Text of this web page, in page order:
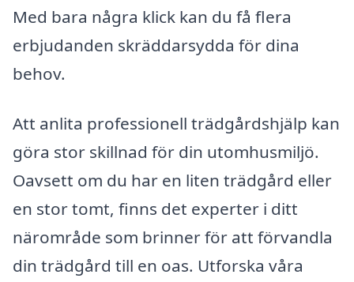
Med bara några klick kan du få flera
erbjudanden skräddarsydda för dina
behov.
Att anlita professionell trädgårdshjälp kan
göra stor skillnad för din utomhusmiljö.
Oavsett om du har en liten trädgård eller
en stor tomt, finns det experter i ditt
närområde som brinner för att förvandla
din trädgård till en oas. Utforska våra